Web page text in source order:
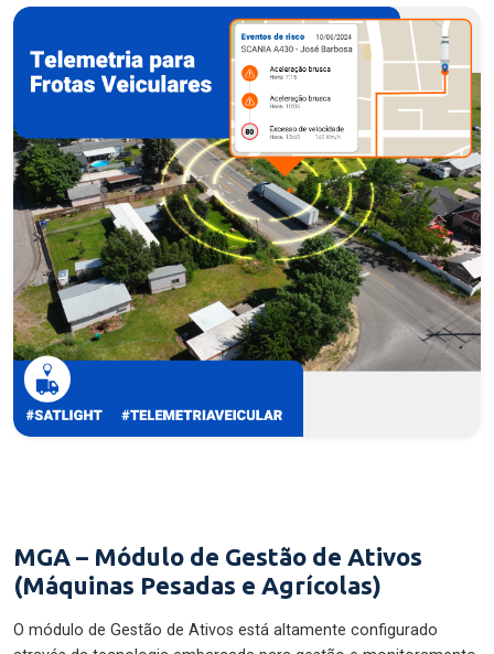
MGA – Módulo de Gestão de Ativos
(Máquinas Pesadas e Agrícolas)
O módulo de Gestão de Ativos está altamente configurado